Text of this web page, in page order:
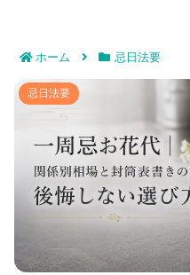
ホーム 忌日法要
一周忌お花代｜関係別相
な
忌日法要